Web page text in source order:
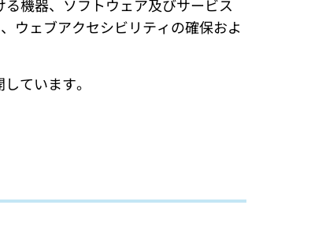
機器、ソフトウェア及びサービス
ウェブアクセシビリティの確保およ
ています。